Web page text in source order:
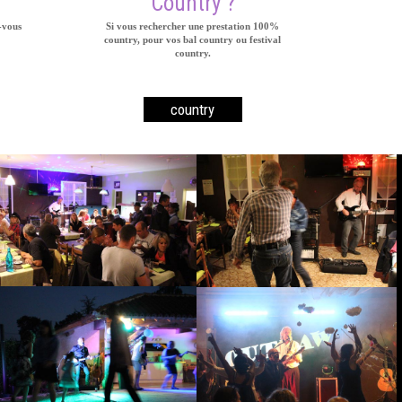
Si vous rechercher une prestation 100%
country, pour vos bal country ou festival
country.
country